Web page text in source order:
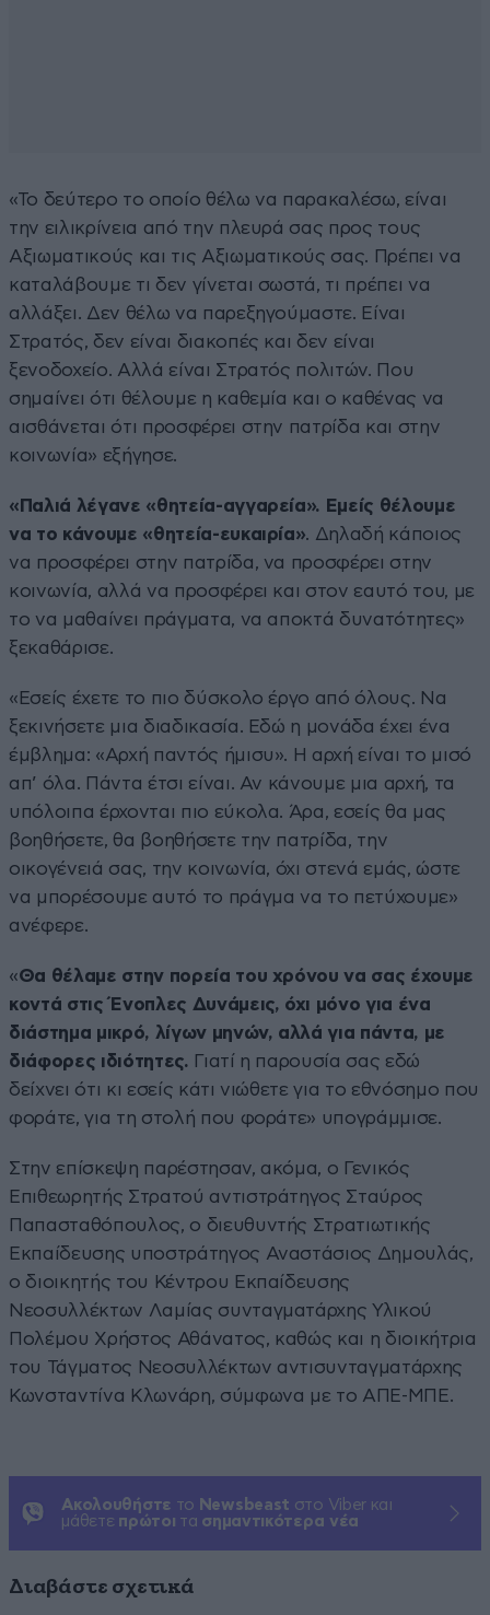
«Το δεύτερο το οποίο θέλω να παρακαλέσω, είναι
την ειλικρίνεια από την πλευρά σας προς τους
Αξιωματικούς και τις Αξιωματικούς σας. Πρέπει να
καταλάβουμε τι δεν γίνεται σωστά, τι πρέπει να
αλλάξει. Δεν θέλω να παρεξηγούμαστε. Είναι
Στρατός, δεν είναι διακοπές και δεν είναι
ξενοδοχείο. Αλλά είναι Στρατός πολιτών. Που
σημαίνει ότι θέλουμε η καθεμία και ο καθένας να
αισθάνεται ότι προσφέρει στην πατρίδα και στην
κοινωνία» εξήγησε.
«Παλιά λέγανε «θητεία-αγγαρεία». Εμείς θέλουμε
να το κάνουμε «θητεία-ευκαιρία». Δηλαδή κάποιος
να προσφέρει στην πατρίδα, να προσφέρει στην
κοινωνία, αλλά να προσφέρει και στον εαυτό του, με
το να μαθαίνει πράγματα, να αποκτά δυνατότητες»
ξεκαθάρισε.
«Εσείς έχετε το πιο δύσκολο έργο από όλους. Να
ξεκινήσετε μια διαδικασία. Εδώ η μονάδα έχει ένα
έμβλημα: «Αρχή παντός ήμισυ». Η αρχή είναι το μισό
απ’ όλα. Πάντα έτσι είναι. Αν κάνουμε μια αρχή, τα
υπόλοιπα έρχονται πιο εύκολα. Άρα, εσείς θα μας
βοηθήσετε, θα βοηθήσετε την πατρίδα, την
οικογένειά σας, την κοινωνία, όχι στενά εμάς, ώστε
να μπορέσουμε αυτό το πράγμα να το πετύχουμε»
ανέφερε.
«Θα θέλαμε στην πορεία του χρόνου να σας έχουμε
κοντά στις Ένοπλες Δυνάμεις, όχι μόνο για ένα
διάστημα μικρό, λίγων μηνών, αλλά για πάντα, με
διάφορες ιδιότητες. Γιατί η παρουσία σας εδώ
δείχνει ότι κι εσείς κάτι νιώθετε για το εθνόσημο που
φοράτε, για τη στολή που φοράτε» υπογράμμισε.
Στην επίσκεψη παρέστησαν, ακόμα, ο Γενικός
Επιθεωρητής Στρατού αντιστράτηγος Σταύρος
Παπασταθόπουλος, ο διευθυντής Στρατιωτικής
Εκπαίδευσης υποστράτηγος Αναστάσιος Δημουλάς,
ο διοικητής του Κέντρου Εκπαίδευσης
Νεοσυλλέκτων Λαμίας συνταγματάρχης Υλικού
Πολέμου Χρήστος Αθάνατος, καθώς και η διοικήτρια
του Τάγματος Νεοσυλλέκτων αντισυνταγματάρχης
Κωνσταντίνα Κλωνάρη, σύμφωνα με το ΑΠΕ-ΜΠΕ.
Ακολουθήστε το Newsbeast στο Viber και
μάθετε πρώτοι τα σημαντικότερα νέα
Διαβάστε σχετικά